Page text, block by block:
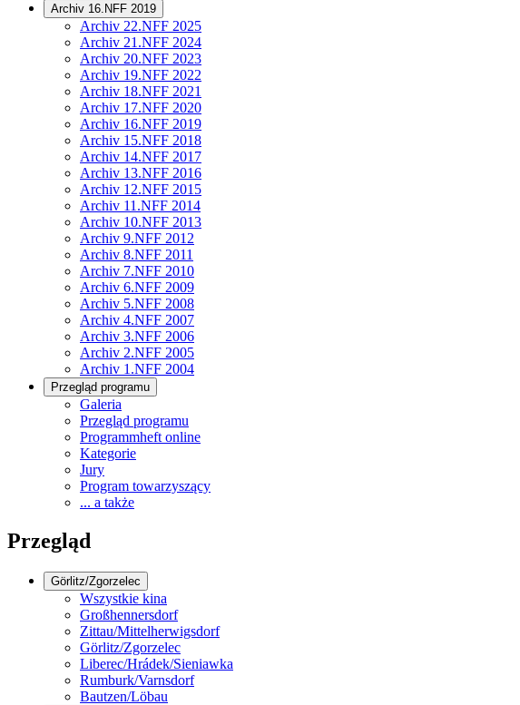
Archiv 16.NFF 2019
Archiv 22.NFF 2025
Archiv 21.NFF 2024
Archiv 20.NFF 2023
Archiv 19.NFF 2022
Archiv 18.NFF 2021
Archiv 17.NFF 2020
Archiv 16.NFF 2019
Archiv 15.NFF 2018
Archiv 14.NFF 2017
Archiv 13.NFF 2016
Archiv 12.NFF 2015
Archiv 11.NFF 2014
Archiv 10.NFF 2013
Archiv 9.NFF 2012
Archiv 8.NFF 2011
Archiv 7.NFF 2010
Archiv 6.NFF 2009
Archiv 5.NFF 2008
Archiv 4.NFF 2007
Archiv 3.NFF 2006
Archiv 2.NFF 2005
Archiv 1.NFF 2004
Przegląd programu
Galeria
Przegląd programu
Programmheft online
Kategorie
Jury
Program towarzyszący
... a także
Przegląd
Görlitz/Zgorzelec
Wszystkie kina
Großhennersdorf
Zittau/Mittelherwigsdorf
Görlitz/Zgorzelec
Liberec/Hrádek/Sieniawka
Rumburk/Varnsdorf
Bautzen/Löbau